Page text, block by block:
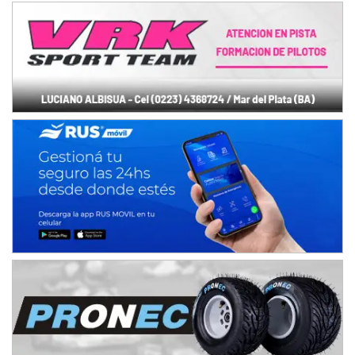
NORESTE SANTAFESINO - F6
Ciudad de Avellaneda (Asfalto)
SUR SANTAFESINO - F4
José Samuel Sánchez (Tierra)
Rufino (Santa Fe)
TUCUMANO - F5
Juan Navarro (Asfalto)
El Timbó (Tucumán)